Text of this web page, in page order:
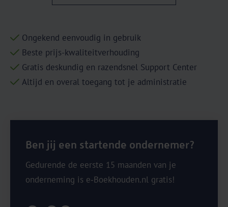
Ongekend eenvoudig in gebruik
Beste prijs-kwaliteitverhouding
Gratis deskundig en razendsnel Support Center
Altijd en overal toegang tot je administratie
Ben jij een startende ondernemer?
Gedurende de eerste 15 maanden van je
onderneming is e‑Boekhouden.nl gratis!